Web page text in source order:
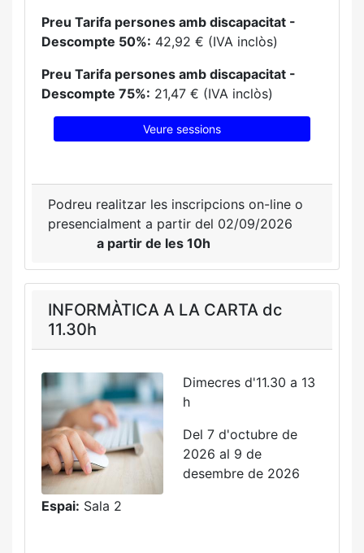
Preu Tarifa persones amb discapacitat -
Descompte 50%: 42,92 € (IVA inclòs)
Preu Tarifa persones amb discapacitat -
Descompte 75%: 21,47 € (IVA inclòs)
Veure sessions
Podreu realitzar les inscripcions on-line o
presencialment a partir del 02/09/2026
a partir de les 10h
INFORMÀTICA A LA CARTA dc
11.30h
Dimecres d'11.30 a 13
h
Del 7 d'octubre de
2026 al 9 de
desembre de 2026
Espai: Sala 2